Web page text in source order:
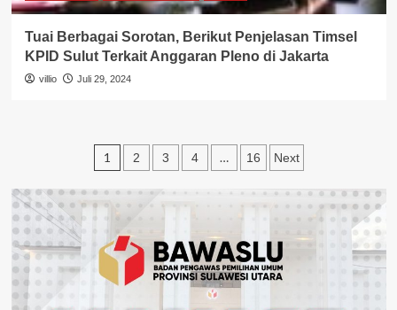
Tuai Berbagai Sorotan, Berikut Penjelasan Timsel
KPID Sulut Terkait Anggaran Pleno di Jakarta
villio Juli 29, 2024
Paginasi
pos
1 2 3 4 … 16 Next